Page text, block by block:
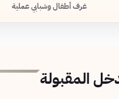
غرف أطفال وشبابي عملية
المقبولة